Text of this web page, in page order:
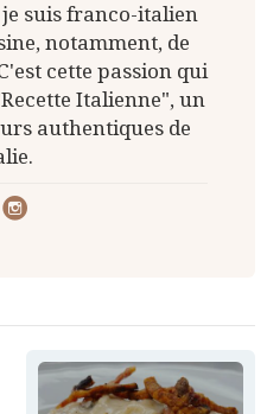
suis franco-italien
notamment, de
cette passion qui
Italienne", un
authentiques de